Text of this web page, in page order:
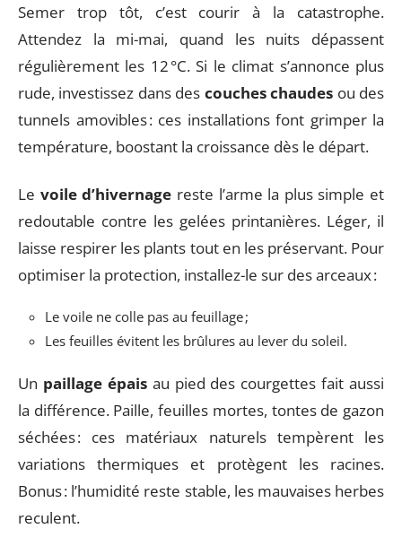
Semer trop tôt, c’est courir à la catastrophe.
Attendez la mi-mai, quand les nuits dépassent
régulièrement les 12 °C. Si le climat s’annonce plus
rude, investissez dans des couches chaudes ou des
tunnels amovibles : ces installations font grimper la
température, boostant la croissance dès le départ.
Le voile d’hivernage reste l’arme la plus simple et
redoutable contre les gelées printanières. Léger, il
laisse respirer les plants tout en les préservant. Pour
optimiser la protection, installez-le sur des arceaux :
Le voile ne colle pas au feuillage ;
Les feuilles évitent les brûlures au lever du soleil.
Un paillage épaisau pied des courgettes fait aussi
la différence. Paille, feuilles mortes, tontes de gazon
séchées : ces matériaux naturels tempèrent les
variations thermiques et protègent les racines.
Bonus : l’humidité reste stable, les mauvaises herbes
reculent.